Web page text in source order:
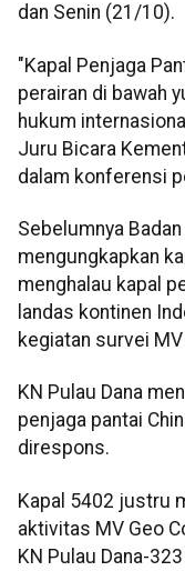
dan Senin (21/10).
"Kapal Penjaga
perairan di bawah
hukum
Juru Bicara
dalam konferensi
Sebelumnya
mengungkapkan
menghalau kapal
landas kontinen
kegiatan survei
KN Pulau Dana
penjaga pantai
direspons.
Kapal 5402 justru
aktivitas MV Geo
KN Pulau Dana-